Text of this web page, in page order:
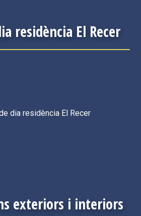
residència El Recer
exteriors i interiors